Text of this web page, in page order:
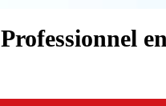
Professionnel